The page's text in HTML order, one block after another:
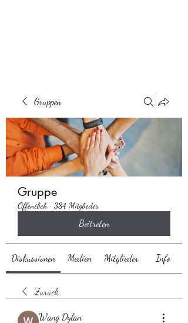
Gruppen
Gruppe
Öffentlich · 384 Mitglieder
Beitreten
Diskussionen Medien Mitglieder Info
Zurück
Wang Dylan